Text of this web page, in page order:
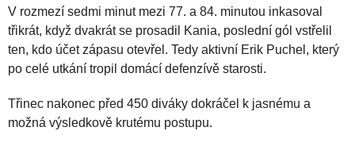
V rozmezí sedmi minut mezi 77. a 84. minutou inkasoval
třikrát, když dvakrát se prosadil Kania, poslední gól vstřelil
ten, kdo účet zápasu otevřel. Tedy aktivní Erik Puchel, který
po celé utkání tropil domácí defenzívě starosti.
Třinec nakonec před 450 diváky dokráčel k jasnému a
možná výsledkově krutému postupu.